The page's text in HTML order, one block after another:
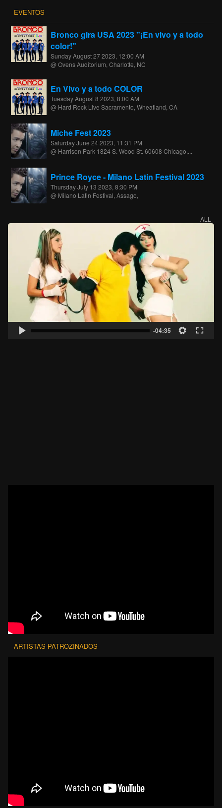
EVENTOS
Bronco gira USA 2023 "¡En vivo y a todo
color!"
Sunday August 27 2023, 12:00 AM
@ Ovens Auditorium, Charlotte, NC
En Vivo y a todo COLOR
Tuesday August 8 2023, 8:00 AM
@ Hard Rock Live Sacramento, Wheatland, CA
Miche Fest 2023
Saturday June 24 2023, 11:31 PM
@ Harrison Park 1824 S. Wood St. 60608 Chicago,...
Prince Royce - Milano Latin Festival 2023
Thursday July 13 2023, 8:30 PM
@ Milano Latin Festival, Assago,
ALL
-04:35
ARTISTAS PATROZINADOS